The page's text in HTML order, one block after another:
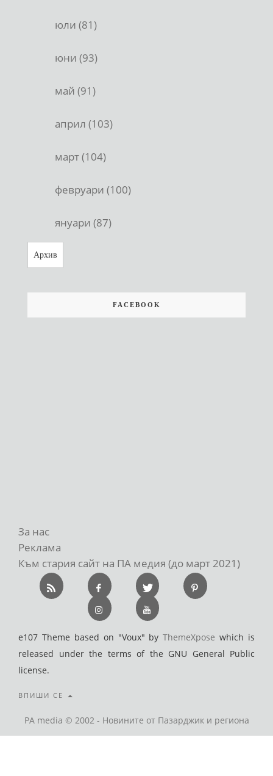
юли (81)
юни (93)
май (91)
април (103)
март (104)
февруари (100)
януари (87)
Архив
FACEBOOK
За нас
Реклама
Към стария сайт на ПА медия (до март 2021)
e107 Theme based on "Voux" byThemeXpose which is
released under the terms of the GNU General Public
license.
ВПИШИ СЕ
PA media © 2002 - Новините от Пазарджик и региона